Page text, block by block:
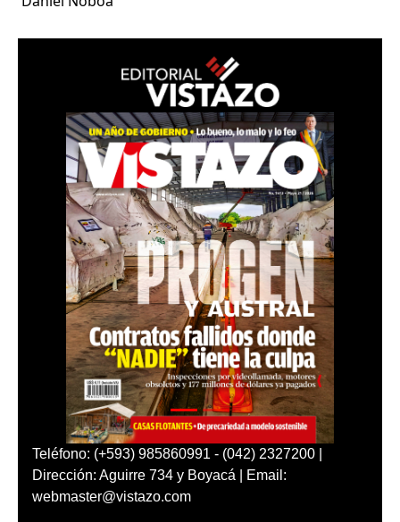
Teléfono: (+593) 985860991 - (042) 2327200 |
Dirección: Aguirre 734 y Boyacá | Email:
webmaster@vistazo.com